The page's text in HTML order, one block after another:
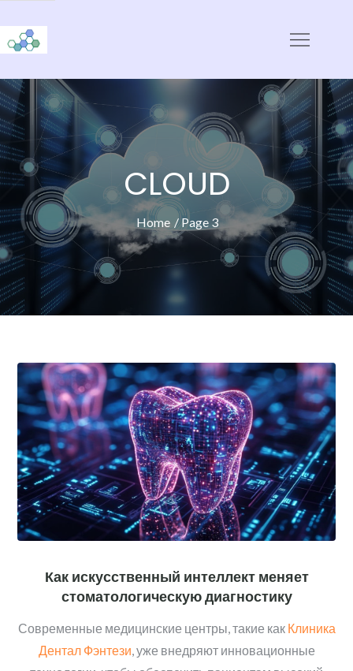
content
CLOUD
Home Page 3
Как искусственный интеллект меняет
стоматологическую диагностику
Современные медицинские центры, такие как Клиника
Дентал Фэнтези, уже внедряют инновационные